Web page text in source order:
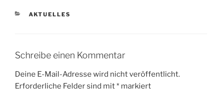
KATEGORIEN
AKTUELLES
Schreibe einen Kommentar
Deine E-Mail-Adresse wird nicht veröffentlicht.
Erforderliche Felder sind mit* markiert